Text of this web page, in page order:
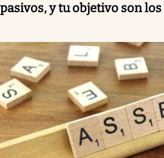
pasivos, y tu objetivo son